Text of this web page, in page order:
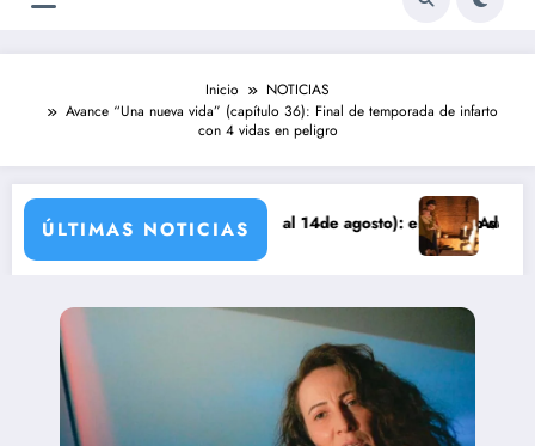
Inicio
NOTICIAS
Avance “Una nueva vida” (capítulo 36): Final de temporada de infarto
con 4 vidas en peligro
ÚLTIMAS NOTICIAS
DE LIBERTAD’ (del 10 al 14de agosto): el secreto de Tasio sale a la
Avance VALLE